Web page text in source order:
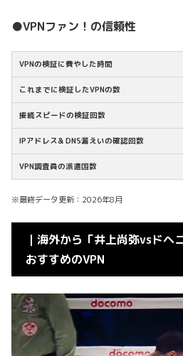
●VPNファン！の信頼性
VPNの検証に費やした時間
これまでに検証したVPNの数
接続スピードの検証回数
IPアドレス& DNS漏えいの確認回数
VPN調査員の派遣国数
※最終データ更新：2026年8月
｜海外から「井上尚弥vsドヘ
おすすめのVPN